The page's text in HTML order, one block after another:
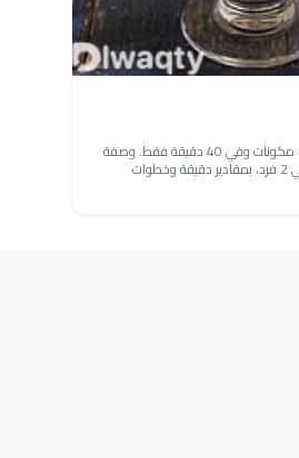
طريقة عمل عاشورة خطوة بخطوة بـ6 مكونات وفي 40 دقيقة فقط. وصفة
سهلة ومجرّبة من مطبخ دلوقتي تكفي 2 فرد، بمقادير دقيقة وخطوات